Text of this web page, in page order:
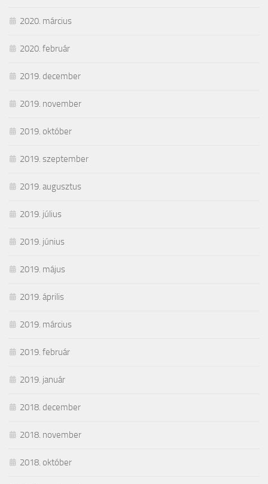
2020. március
2020. február
2019. december
2019. november
2019. október
2019. szeptember
2019. augusztus
2019. július
2019. június
2019. május
2019. április
2019. március
2019. február
2019. január
2018. december
2018. november
2018. október